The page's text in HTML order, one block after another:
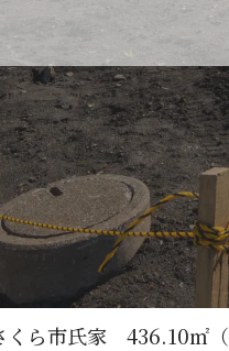
436.10㎡（
くら市氏家 436.10㎡（